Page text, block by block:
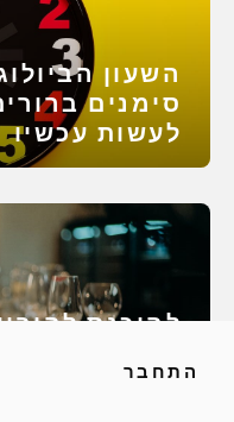
התחבר
סימנים
לעשות עכשיו
להיכנס
ותוכנית ריאלית